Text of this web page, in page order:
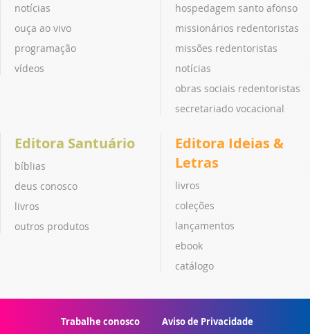
notícias
ouça ao vivo
programação
vídeos
hospedagem santo afonso
missionários redentoristas
missões redentoristas
notícias
obras sociais redentoristas
secretariado vocacional
Editora Santuário
bíblias
deus conosco
livros
outros produtos
Editora Ideias &
Letras
livros
coleções
lançamentos
ebook
catálogo
Trabalhe conosco Aviso de Privacidade